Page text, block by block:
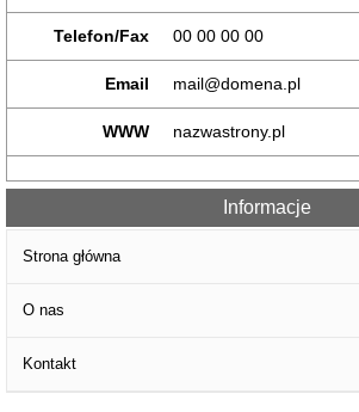
Telefon/Fax 00 00 00 00
Email mail@domena.pl
WWW nazwastrony.pl
Informacje
Strona główna
O nas
Kontakt